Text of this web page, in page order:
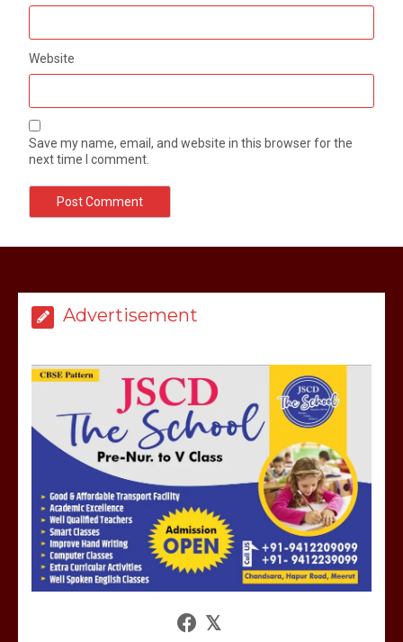
Website
Save my name, email, and website in this browser for the
next time I comment.
Advertisement
उठाकर खाते कुत्ते का वीडियो इंटरनेट पर जमकर
हो रहा वायरल
होलिका रखने पर लात मार कर होलिका को किया
तहस नहस,मोहल्ले वालों के साथ की गई गाली
गलोच ,कहा अगर रखी गई होली तो होगा खून
March 11, 2025
आखिर क्यों जैनुल सालीकिन को शहर काजी नहीं
शफीकुर्रहमान रहमान ने